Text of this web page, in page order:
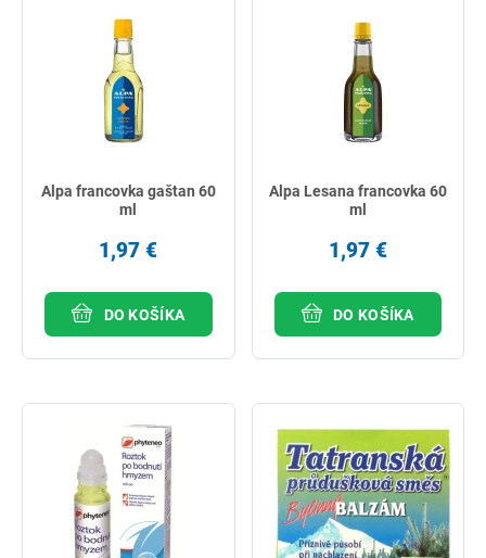
Alpa francovka gaštan 60
ml
1,97 €
DO KOŠÍKA
Alpa Lesana francovka 60
ml
1,97 €
DO KOŠÍKA